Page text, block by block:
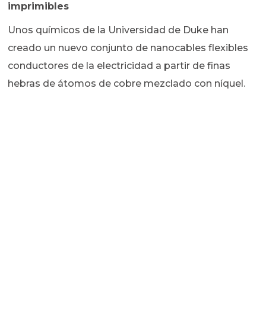
imprimibles
Unos químicos de la Universidad de Duke han
creado un nuevo conjunto de nanocables flexibles
conductores de la electricidad a partir de finas
hebras de átomos de cobre mezclado con níquel.